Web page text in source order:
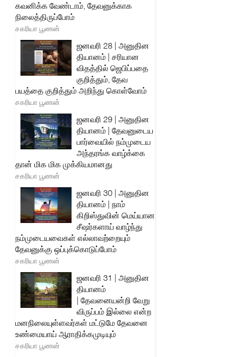
கவனிக்க வேண்டாம், தேவனுக்காக
நிலைத்திருப்போம்
சகரியா பூணன்
ஜனவரி 28 | அனுதின
தியானம் | சரியான
விதத்தில் ஜெபிப்பதை
குறித்தும், தேவ
பயத்தை குறித்தும் அறிந்து கொள்வோம்
சகரியா பூணன்
ஜனவரி 29 | அனுதின
தியானம் | தேவனுடைய
பார்வையில் நம்முடைய
அந்தரங்க வாழ்க்கை
தான் மிக மிக முக்கியமானது
சகரியா பூணன்
ஜனவரி 30 | அனுதின
தியானம் | நாம்
கிறிஸ்துவின் மெய்யான
சீஷர்களாய் வாழ்ந்து
நம்முடையவைகள் எல்லாவற்றையும்
தேவனுக்கு ஒப்புக்கொடுப்போம்
சகரியா பூணன்
ஜனவரி 31 | அனுதின
தியானம்
| தேவனையன்றி வேறு
விருப்பம் இல்லை என்ற
மனநிலையுள்ளவர்கள் மட்டுமே தேவனை
உண்மையாய் ஆராதிக்கமுடியும்
சகரியா பூணன்